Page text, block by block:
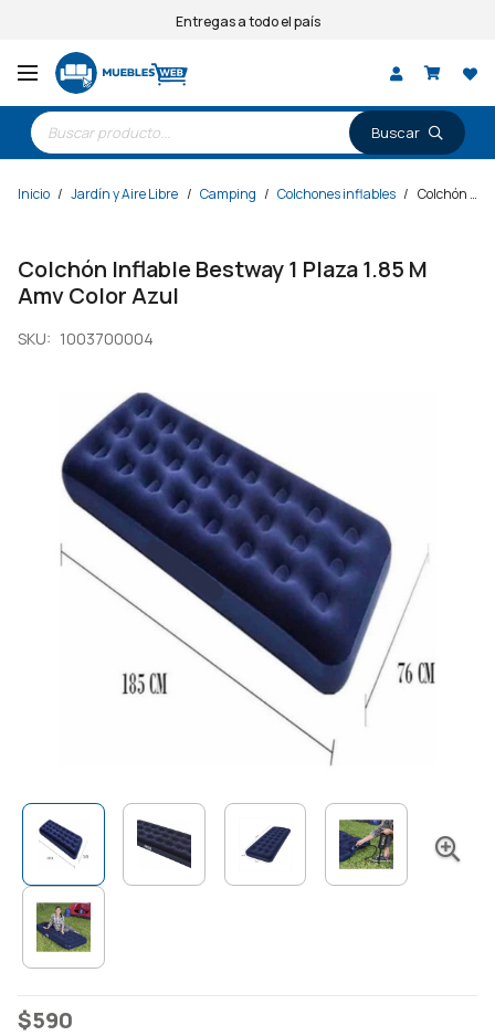
Entregas a todo el país
Búsqueda
de
productos
Inicio / Jardín y Aire Libre / Camping / Colchones inflables / Colchón Inflable Bestway 1 Plaza 1.85 M Amv Color Azul
Colchón Inflable Bestway 1 Plaza 1.85 M
Amv Color Azul
SKU: 1003700004
$590